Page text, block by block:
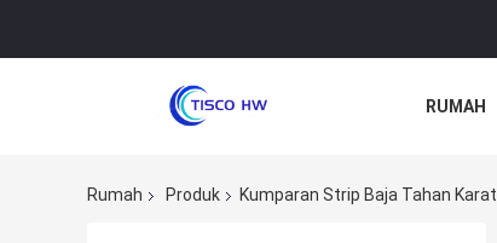
RUMAH
Rumah Produk Kumparan Strip Baja Tahan Karat